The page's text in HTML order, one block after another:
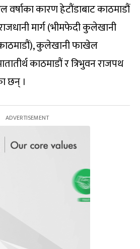
वर्षाका कारण हेटौंडाबाट काठमाडौं
मार्ग (भीमफेदी कुलेखानी
कुलेखानी फाखेल
काठमाडौं र त्रिभुवन राजपथ
छन् ।